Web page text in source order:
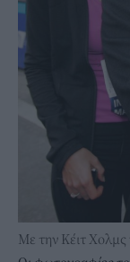
Με την Κέιτ Χολμς